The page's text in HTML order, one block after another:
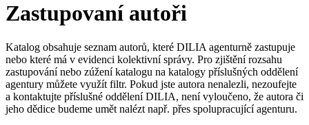
Zastupovaní autoři
Katalog obsahuje seznam autorů, které DILIA agenturně zastupuje
nebo které má v evidenci kolektivní správy. Pro zjištění rozsahu
zastupování nebo zúžení katalogu na katalogy příslušných oddělení
agentury můžete využít filtr. Pokud jste autora nenalezli, nezoufejte
a kontaktujte příslušné oddělení DILIA, není vyloučeno, že autora či
jeho dědice budeme umět nalézt např. přes spolupracující agenturu.